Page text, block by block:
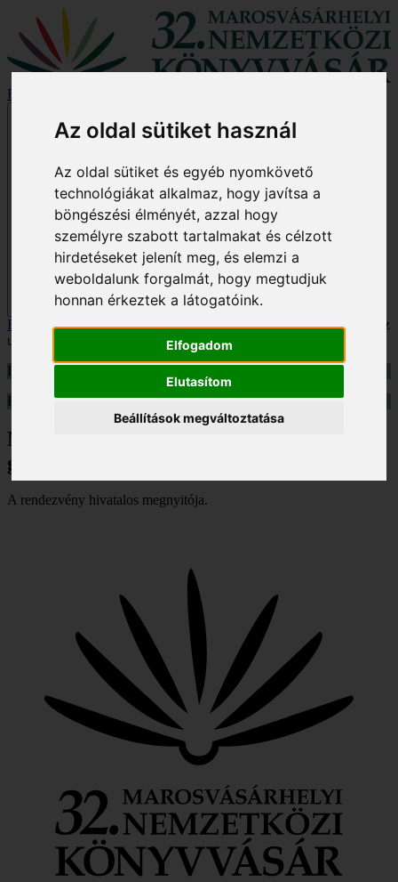
Az oldal sütiket használ
Az oldal sütiket és egyéb nyomkövető
technológiákat alkalmaz, hogy javítsa a
böngészési élményét, azzal hogy
személyre szabott tartalmakat és célzott
hirdetéseket jelenít meg, és elemzi a
weboldalunk forgalmát, hogy megtudjuk
honnan érkeztek a látogatóink.
Elfogadom
Elutasítom
Beállítások megváltoztatása
Rólunk
Főoldal /Program/Megnyitó – Olvass egy mesét a gyerekednek, az
unokádnak!
Időpont:
Helyszín:Színház-tér
Megnyitó – Olvass egy mesét a
gyerekednek, az unokádnak!
A rendezvény hivatalos megnyitója.